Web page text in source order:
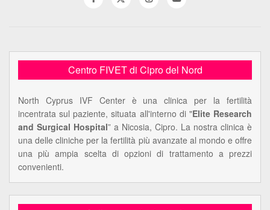
Centro FIVET di Cipro del Nord
North Cyprus IVF Center è una clinica per la fertilità
incentrata sul paziente, situata all'interno di "Elite Research
and Surgical Hospital” a Nicosia, Cipro. La nostra clinica è
una delle cliniche per la fertilità più avanzate al mondo e offre
una più ampia scelta di opzioni di trattamento a prezzi
convenienti.